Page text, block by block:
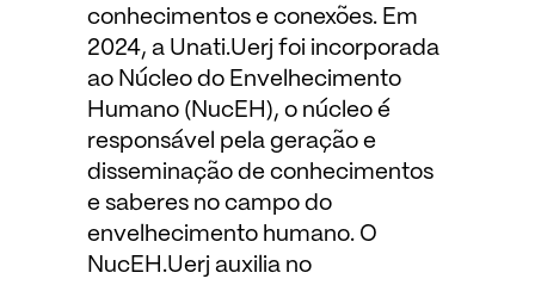
conhecimentos e conexões. Em
2024, a Unati.Uerj foi incorporada
ao Núcleo do Envelhecimento
Humano (NucEH), o núcleo é
responsável pela geração e
disseminação de conhecimentos
e saberes no campo do
envelhecimento humano. O
NucEH.Uerj auxilia no